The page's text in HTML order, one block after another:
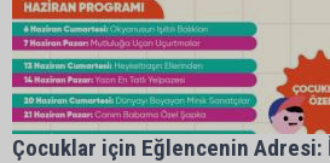
Çocuklar için Eğlencenin